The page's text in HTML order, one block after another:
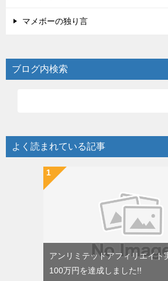
マメボーの独り言
ブログ内検索
よく読まれている記事
アンリミテッドアフィリエイト
100万円を達成しました!!